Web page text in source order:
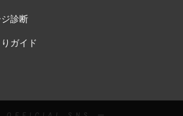
診断
ガイド